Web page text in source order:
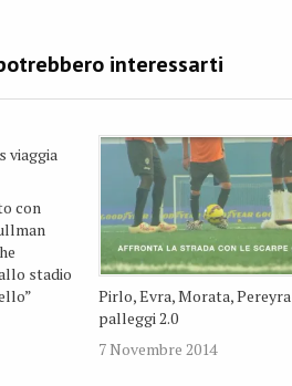
viaggia
con
stadio
Pirlo, Evra, Morata, Pereyra
palleggi 2.0
7 Novembre 2014